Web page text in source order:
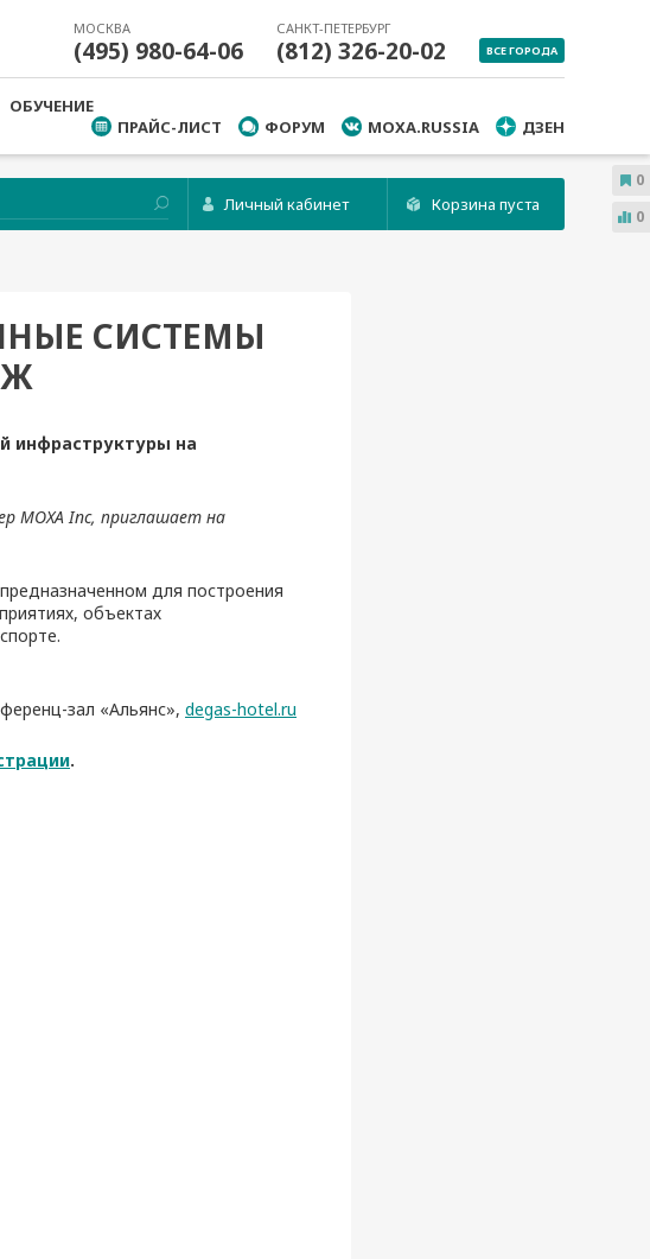
МОСКВА
(495) 980-64-06
САНКТ-ПЕТЕРБУРГ
(812) 326-20-02 ВСЕ ГОРОДА
ОБУЧЕНИЕ
ПРАЙС-ЛИСТ
ФОРУМ MOXA.RUSSIA ДЗЕН
Личный кабинет Корзина пуста
СИСТЕМЫ
инфраструктуры на
MOXA Inc, приглашает на
для построения
объектах
зал «Альянс», degas-hotel.ru
.
0
0